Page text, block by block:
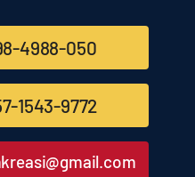
4988-050
1543-9772